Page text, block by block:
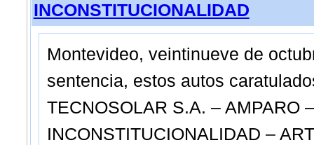
INCONSTITUCIONALIDAD
Montevideo, veintinueve de
sentencia, estos autos
TECNOSOLAR S.A. – AMPARO
INCONSTITUCIONALIDAD –